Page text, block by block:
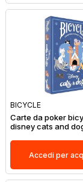
BICYCLE
Carte da poker
disney cats and
Accedi per